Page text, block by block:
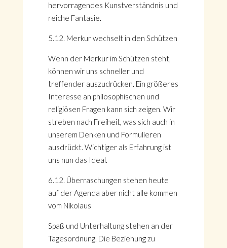
hervorragendes Kunstverständnis und
reiche Fantasie.
5.12. Merkur wechselt in den Schützen
Wenn der Merkur im Schützen steht,
können wir uns schneller und
treffender auszudrücken. Ein größeres
Interesse an philosophischen und
religiösen Fragen kann sich zeigen. Wir
streben nach Freiheit, was sich auch in
unserem Denken und Formulieren
ausdrückt. Wichtiger als Erfahrung ist
uns nun das Ideal.
6.12. Überraschungen stehen heute
auf der Agenda aber nicht alle kommen
vom Nikolaus
Spaß und Unterhaltung stehen an der
Tagesordnung. Die Beziehung zu